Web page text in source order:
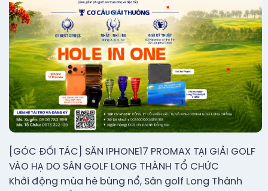
[GÓC ĐỐI TÁC] SĂN IPHONE17 PROMAX TẠI GIẢI GOLF
VÀO HẠ DO SÂN GOLF LONG THÀNH TỔ CHỨC
Khởi động mùa hè bùng nổ, Sân golf Long Thành